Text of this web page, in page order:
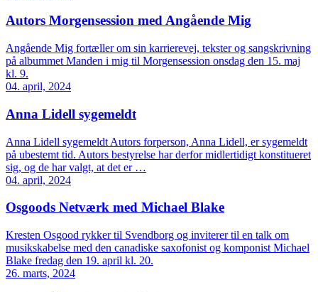
Autors Morgensession med Angående Mig
Angående Mig fortæller om sin karrierevej, tekster og sangskrivning
på albummet Manden i mig til Morgensession onsdag den 15. maj
kl. 9.
04. april, 2024
Anna Lidell sygemeldt
Anna Lidell sygemeldt Autors forperson, Anna Lidell, er sygemeldt
på ubestemt tid. Autors bestyrelse har derfor midlertidigt konstitueret
sig, og de har valgt, at det er …
04. april, 2024
Osgoods Netværk med Michael Blake
Kresten Osgood rykker til Svendborg og inviterer til en talk om
musikskabelse med den canadiske saxofonist og komponist Michael
Blake fredag den 19. april kl. 20.
26. marts, 2024